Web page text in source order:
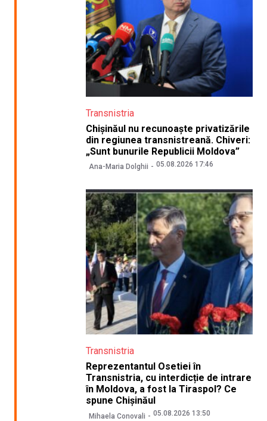
Transnistria
Chișinăul nu recunoaște privatizările
din regiunea transnistreană. Chiveri:
„Sunt bunurile Republicii Moldova”
Ana-Maria Dolghii 05.08.2026 17:46
Transnistria
Reprezentantul Osetiei în
Transnistria, cu interdicție de intrare
în Moldova, a fost la Tiraspol? Ce
spune Chișinăul
Mihaela Conovali 05.08.2026 13:50